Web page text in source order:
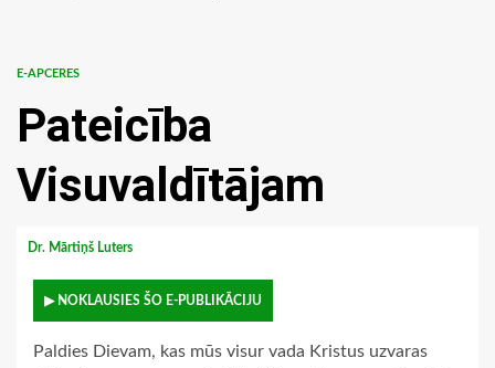
E-APCERES
Pateicība
Visuvaldītājam
Dr. Mārtiņš Luters
▶ NOKLAUSIES ŠO E-PUBLIKĀCIJU
Paldies Dievam, kas mūs visur vada Kristus uzvaras